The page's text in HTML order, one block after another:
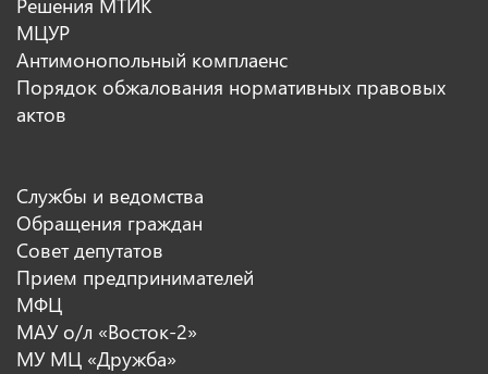
МЦУР
Антимонопольный комплаенс
Порядок обжалования нормативных правовых
актов
Службы и ведомства
Обращения граждан
Совет депутатов
Прием предпринимателей
МФЦ
МАУ о/л «Восток-2»
МУ МЦ «Дружба»